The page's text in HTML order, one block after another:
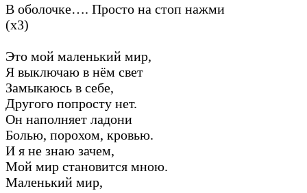
В оболочке…. Просто на стоп нажми
(х3)
Это мой маленький мир,
Я выключаю в нём свет
Замыкаюсь в себе,
Другого попросту нет.
Он наполняет ладони
Болью, порохом, кровью.
И я не знаю зачем,
Мой мир становится мною.
Маленький мир,